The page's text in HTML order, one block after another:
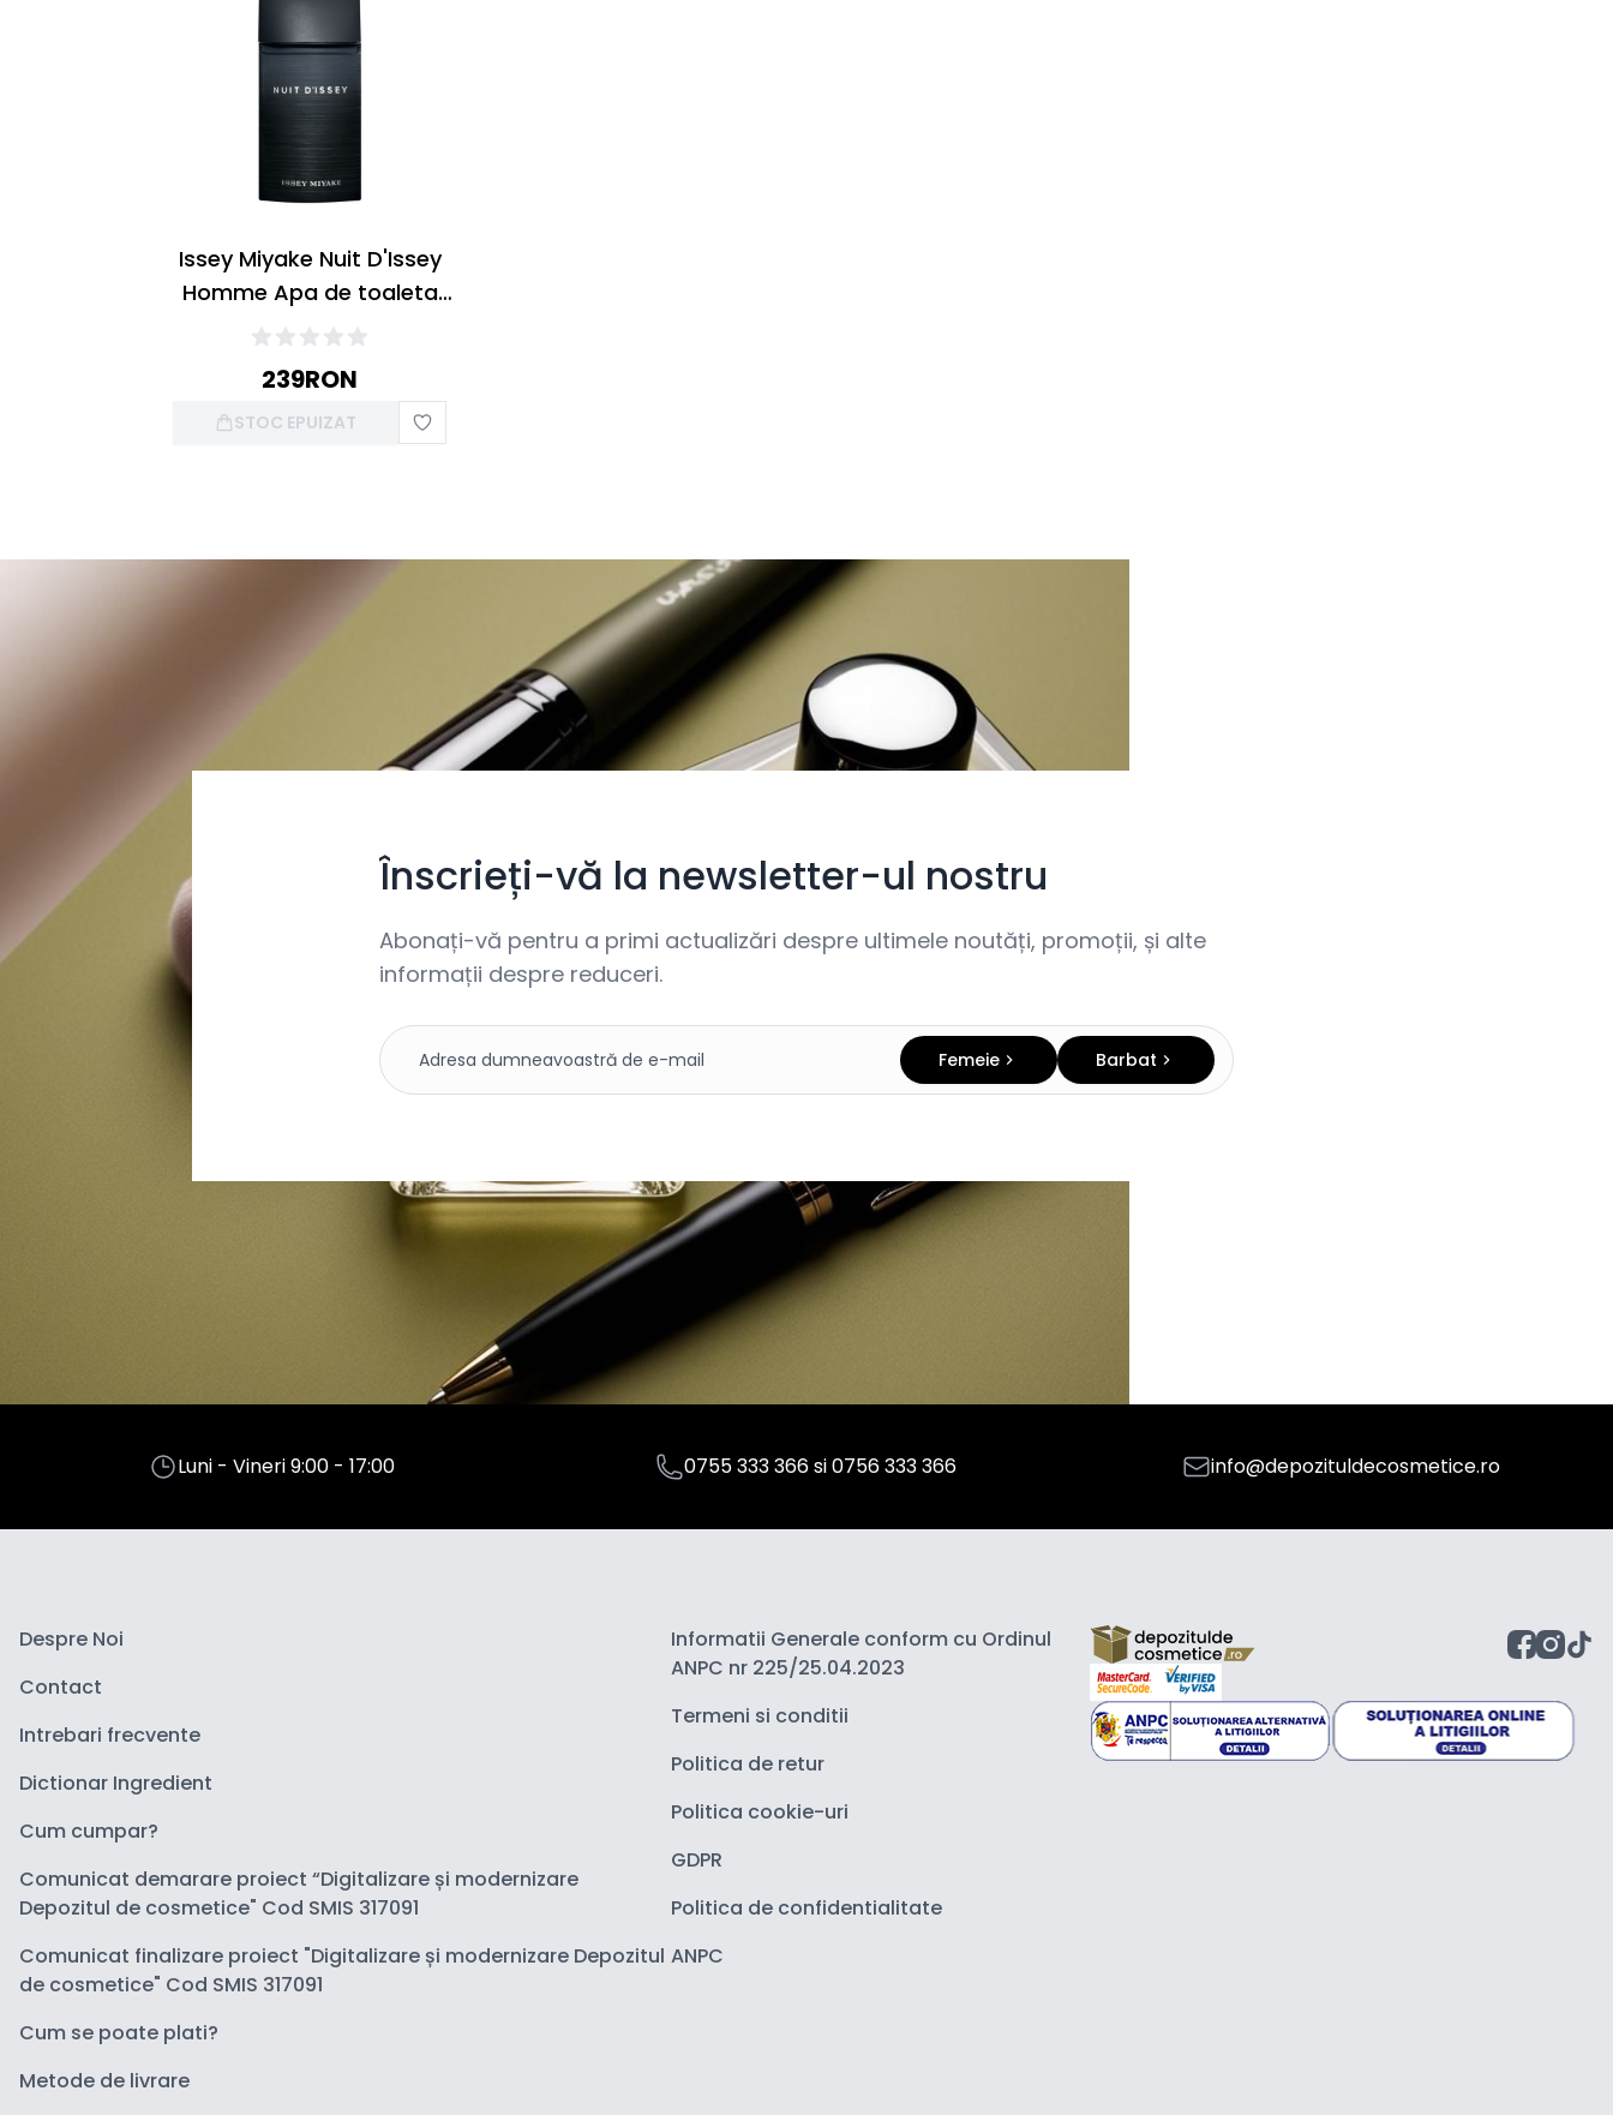
Issey Miyake Nuit D'Issey
Homme Apa de toaleta
75ml
239RON
STOC EPUIZAT
Înscrieți-vă la newsletter-ul nostru
Abonați-vă pentru a primi actualizări despre ultimele noutăți, promoții, și alte
informații despre reduceri.
Femeie Barbat
Luni - Vineri 9:00 - 17:00 0755 333 366si0756 333 366 info@depozituldecosmetice.ro
Despre Noi
Contact
Intrebari frecvente
Dictionar Ingredient
Cum cumpar?
Comunicat demarare proiect “Digitalizare și modernizare
Depozitul de cosmetice" Cod SMIS 317091
Comunicat finalizare proiect "Digitalizare și modernizare Depozitul
de cosmetice" Cod SMIS 317091
Cum se poate plati?
Metode de livrare
Informatii Generale conform cu Ordinul
ANPC nr 225/25.04.2023
Termeni si conditii
Politica de retur
Politica cookie-uri
GDPR
Politica de confidentialitate
ANPC